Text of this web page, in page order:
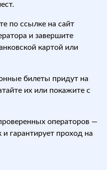
по ссылке на сайт
и завершите
картой или
билеты придут на
их или покажите с
операторов —
гарантирует проход на